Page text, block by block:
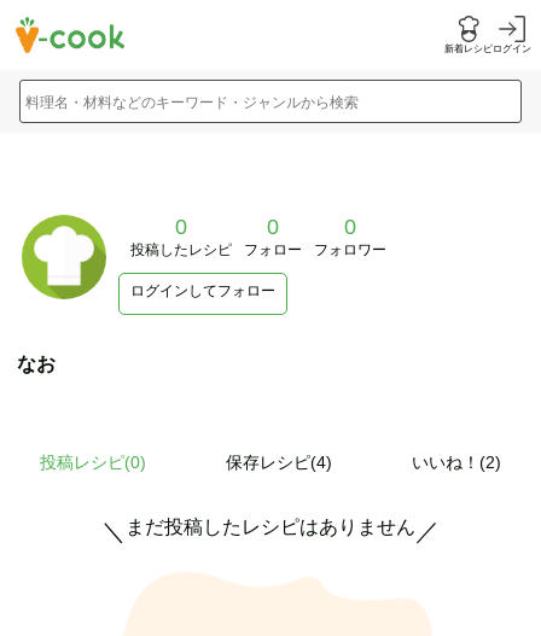
新着レシピログイン
料理名・材料などのキーワード・ジャンルから検索
0
投稿したレシピ
0
フォロー
0
フォロワー
ログインしてフォロー
なお
投稿レシピ(0) 保存レシピ(4) いいね！(2)
＼ まだ投稿したレシピはありません ／